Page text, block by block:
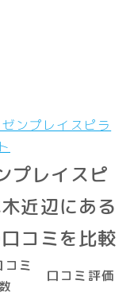
ンプレイスピラ
レイスピ
近辺にある
コミを比較
コミ
口コミ評価